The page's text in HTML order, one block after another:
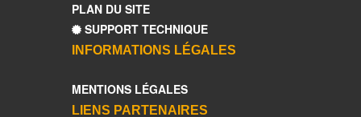
PLAN DU SITE
SUPPORT TECHNIQUE
INFORMATIONS LÉGALES
MENTIONS LÉGALES
LIENS PARTENAIRES